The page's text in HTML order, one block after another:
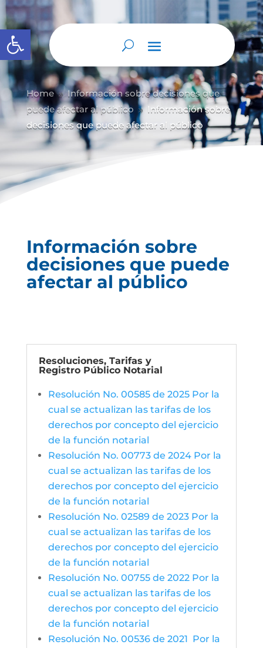
Abrir barra de herramientas
Home 9 Información sobre decisiones que
puede afectar al público 9 Información sobre
decisiones que puede afectar al público
Información sobre
decisiones que puede
afectar al público
Resoluciones, Tarifas y
Registro Público Notarial
Resolución No. 00585 de 2025 Por la
cual se actualizan las tarifas de los
derechos por concepto del ejercicio
de la función notarial
Resolución No. 00773 de 2024 Por la
cual se actualizan las tarifas de los
derechos por concepto del ejercicio
de la función notarial
Resolución No. 02589 de 2023 Por la
cual se actualizan las tarifas de los
derechos por concepto del ejercicio
de la función notarial
Resolución No. 00755 de 2022 Por la
cual se actualizan las tarifas de los
derechos por concepto del ejercicio
de la función notarial
Resolución No. 00536 de 2021 Por la